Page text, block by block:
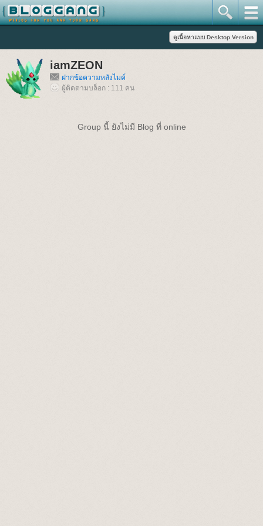
iamZEON
ฝากข้อความหลังไมค์
ผู้ติดตามบล็อก : 111 คน
Group นี้ ยังไม่มี Blog ที่ online